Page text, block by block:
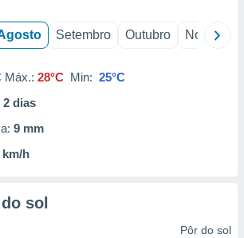
Setembro Outubro Novembro
Máx.: 28°C Min: 25°C
2 dias
9 mm
km/h
sol
Pôr do sol